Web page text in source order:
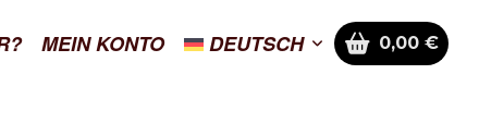
MEIN KONTO DEUTSCH 0,00 €